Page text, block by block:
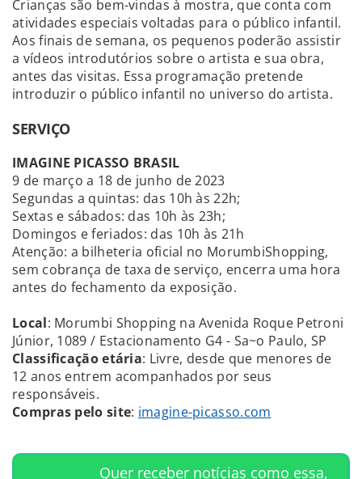
Crianças são bem-vindas à mostra, que conta com
atividades especiais voltadas para o público infantil.
Aos finais de semana, os pequenos poderão assistir
a vídeos introdutórios sobre o artista e sua obra,
antes das visitas. Essa programação pretende
introduzir o público infantil no universo do artista.
SERVIÇO
IMAGINE PICASSO BRASIL
9 de março a 18 de junho de 2023
Segundas a quintas: das 10h às 22h;
Sextas e sábados: das 10h às 23h;
Domingos e feriados: das 10h às 21h
Atenção: a bilheteria oficial no MorumbiShopping,
sem cobrança de taxa de serviço, encerra uma hora
antes do fechamento da exposição.
Local: Morumbi Shopping na Avenida Roque Petroni
Júnior, 1089 / Estacionamento G4 - Sa~o Paulo, SP
Classificação etária: Livre, desde que menores de
12 anos entrem acompanhados por seus
responsáveis.
Compras pelo site: imagine-picasso.com
Quer receber notícias como essa,